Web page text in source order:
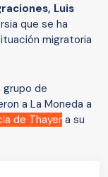
Luis
que se ha
migratoria
grupo de
a La Moneda a
de Thayera su